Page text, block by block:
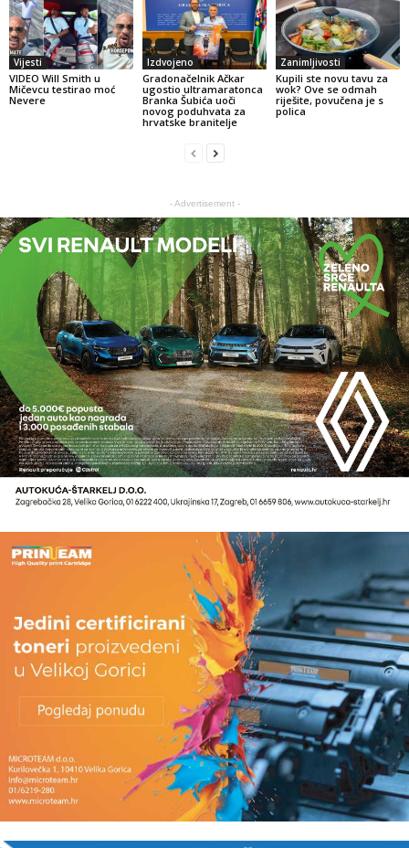
Vijesti
VIDEO Will Smith u
Mičevcu testirao moć
Nevere
Izdvojeno
Gradonačelnik Ačkar
ugostio ultramaratonca
Branka Šubića uoči
novog poduhvata za
hrvatske branitelje
Zanimljivosti
Kupili ste novu tavu za
wok? Ove se odmah
riješite, povučena je s
polica
- Advertisement -